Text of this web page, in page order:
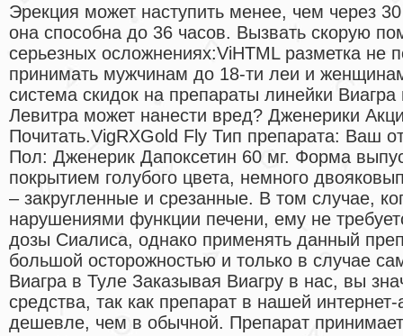
Эрекция может наступить менее, чем через
она способна до 36 часов. Вызвать скорую
серьезных осложнениях:ViHTML разметка не
принимать мужчинам до 18-ти леи и
система скидок на препараты линейки Виагра
Левитра может нанести вред? Дженерики
Почитать.VigRXGold Fly Тип препарата: Ваш
Пол: Дженерик Дапоксетин 60 мг. Форма
покрытием голубого цвета, немного
– закругленные и срезанные. В том случае,
нарушениями функции печени, ему не
дозы Сиалиса, однако применять данный
большой осторожностью и только в случае
Виагра в Туле Заказывая Виагру в нас, вы
средства, так как препарат в нашей интернет-
дешевле, чем в обычной. Препарат